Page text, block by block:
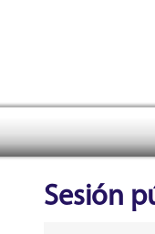
Tribunal
header
Sesión